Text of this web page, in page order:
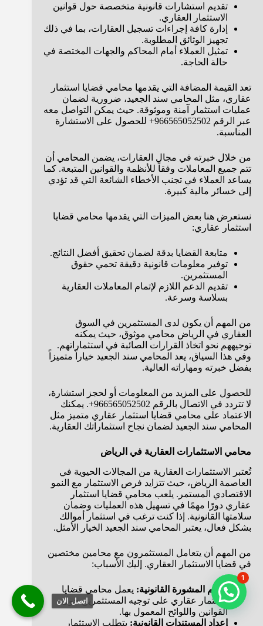
تقديم استشارات قانونية متخصصة حول قوانين
الاستثمار العقاري.
إدارة كافة إجراءات تسجيل العقارات، بما في ذلك
تجهيز الوثائق المطلوبة.
تمثيل العملاء أمام المحاكم والجهات المختصة في
حالة الحاجة.
تعد القيمة المضافة التي يقدمها محامي قضايا استثمار
عقاري، مثل المحامي سند الجعيد، ضرورية لضمان
عمليات استثمار آمنة وموثوقة. حيث يمكن التواصل معه
عبر الرقم 966565052502+ للحصول على الاستشارة
المناسبة.
من خلال خبرته في مجال العقارات، يضمن المحامي أن
تتم جميع المعاملات وفقاً للأنظمة والقوانين المتبعة. كما
يساعد العملاء في تجنب الأخطاء الشائعة التي قد تؤدي
إلى خسائر مالية كبيرة.
نستعرض هنا بعض الميزات التي يقدمها محامي قضايا
استثمار عقاري:
متابعة القضايا بدقة لضمان تحقيق أفضل النتائج.
توفير معلومات قانونية دقيقة تحمي حقوق
المستثمرين.
تقديم الدعم اللازم لإتمام المعاملات العقارية
بسلاسة وسرعة.
من المهم أن يكون لدى المستثمرين في السوق
العقاري في الرياض محامي موثوق، حيث يمكنه
توجيههم نحو اتخاذ القرارات الصائبة في استثماراتهم.
وفي هذا السياق، يعد المحامي سند الجعيد خياراً متميزاً
بفضل خبرته ومهاراته العالية.
للحصول على المزيد من المعلومات أو لحجز استشارة،
لا تتردد في الاتصال بالرقم 966565052502+. يمكنك
الاعتماد على محامي قضايا استثمار عقاري متميز مثل
المحامي سند الجعيد لضمان نجاح استثماراتك العقارية.
محامي الاستثمارات العقارية في الرياض
تُعتبر الاستثمارات العقارية من المجالات الحيوية في
العاصمة الرياض، حيث تتزايد فرص الاستثمار مع النمو
الاقتصادي المستمر. يلعب محامي قضايا استثمار
عقاري دورًا مهمًا في تسهيل هذه العمليات وضمان
سلامتها القانونية. إذا كنت ترغب في استثمار أموالك
بشكل فعال، يعتبر المحامي سند الجعيد الخيار الأمثل.
من المهم أن يتعامل المستثمرون مع محامين مختصين
في قضايا الاستثمار العقاري. إليك الأسباب:
تقديم المشورة القانونية: يعمل محامي قضايا
استثمار عقاري على توجيه المستثمرين حول
القوانين واللوائح المعمول بها.
إعداد المستندات القانونية: يتطلب الاستثمار
1
اتصل الان